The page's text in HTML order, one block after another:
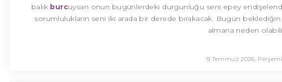
balık burcuysan onun bugünlerdeki durgunluğu seni epey
sorumlulukların seni iki arada bir derede bırakacak. Bugün
almana neden
9 Temmuz 2026,